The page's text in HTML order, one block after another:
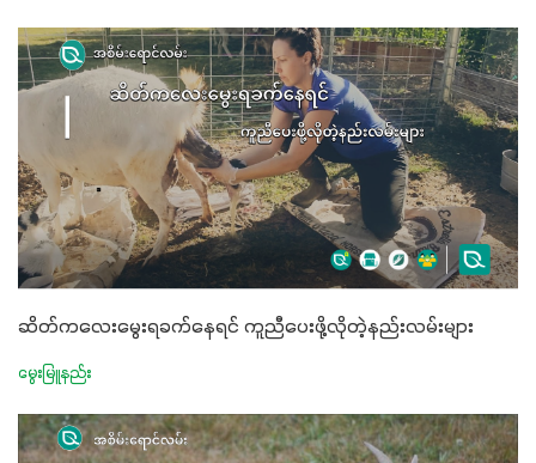
ဆိတ်ကလေးမွေးရခက်နေရင် ကူညီပေးဖို့လိုတဲ့နည်းလမ်းများ
မွေးမြူနည်း